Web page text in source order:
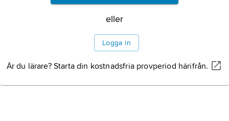
eller
Logga in
Är du lärare? Starta din kostnadsfria provperiod härifrån.